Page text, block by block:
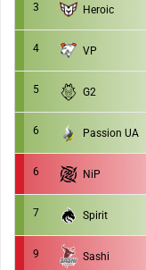
3 Heroic
4 VP
5 G2
6 Passion UA
6 NiP
7 Spirit
9 Sashi